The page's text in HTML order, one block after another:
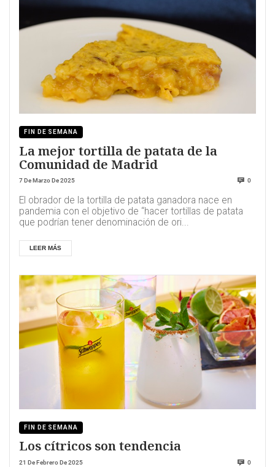
FIN DE SEMANA
La mejor tortilla de patata de la
Comunidad de Madrid
7 De Marzo De 2025 0
El obrador de la tortilla de patata ganadora nace en
pandemia con el objetivo de “hacer tortillas de patata
que podrían tener denominación de ori...
LEER MÁS
FIN DE SEMANA
Los cítricos son tendencia
21 De Febrero De 2025 0